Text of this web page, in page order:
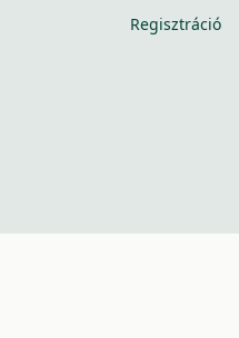
Regisztráció